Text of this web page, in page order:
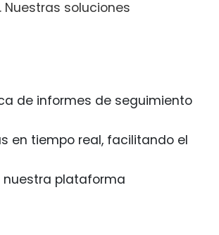
soluciones
de informes de seguimiento
en tiempo real, facilitando el
nuestra plataforma